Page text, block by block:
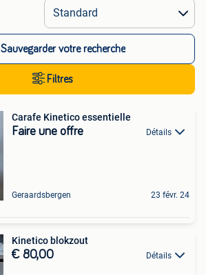
Toutes les distances…
Sauvegarder votre recherche
Filtres
Carafe Kinetico essentielle
Faire une offre Détails
Geraardsbergen 23 févr. 24
Kinetico blokzout
€ 80,00 Détails